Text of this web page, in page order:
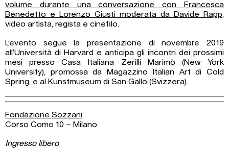
volume durante una conversazione con Francesca
Benedetto e Lorenzo Giusti moderata da Davide Rapp,
video artista, regista e cinefilo.
L’evento segue la presentazione di novembre 2019
all’Università di Harvard e anticipa gli incontri dei prossimi
mesi presso Casa Italiana Zerilli Marimò (New York
University), promossa da Magazzino Italian Art di Cold
Spring, e al Kunstmuseum di San Gallo (Svizzera).
Fondazione Sozzani
Corso Como 10 – Milano
Ingresso libero